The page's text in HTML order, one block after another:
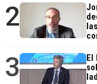
2
3
El